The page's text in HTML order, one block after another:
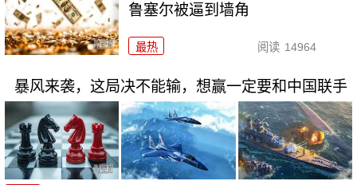
鲁塞尔被逼到墙角
最热 阅读 14964
暴风来袭，这局决不能输，想赢一定要和中国联手